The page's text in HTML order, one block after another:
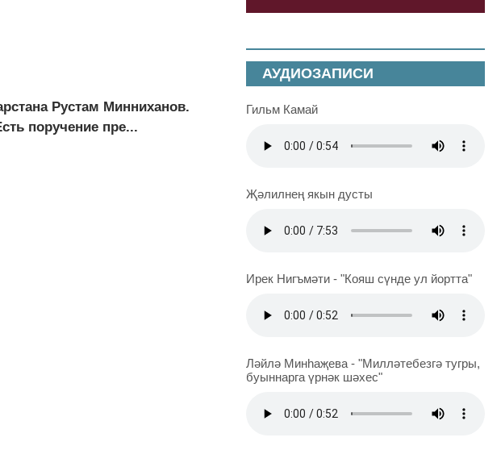
Рустам Минниханов.
поручение пре...
АУДИОЗАПИСИ
Гильм Камай
Җәлилнең якын дусты
Ирек Нигъмәти - "Кояш сүнде ул йортта"
Ләйлә Минһаҗева - "Милләтебезгә тугры,
буыннарга үрнәк шәхес"